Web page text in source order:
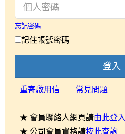
忘記密碼
記住帳號密碼
登入
重寄啟用信 常見問題
★ 會員聯絡人網頁請由此登入
★ 公司會員資格請按此查詢